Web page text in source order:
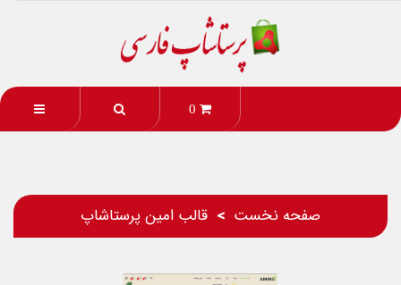
0
صفحه نخست قالب امین پرستاشاپ